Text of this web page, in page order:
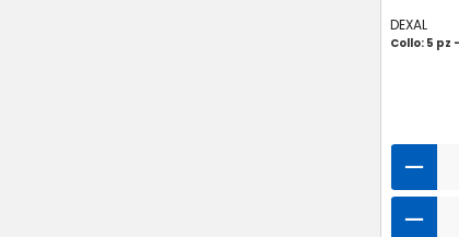
DEXAL
Collo: 5 pz -